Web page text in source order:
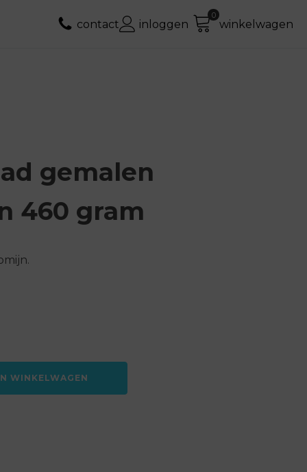
contact inloggen winkelwagen
gemalen
460 gram
WINKELWAGEN